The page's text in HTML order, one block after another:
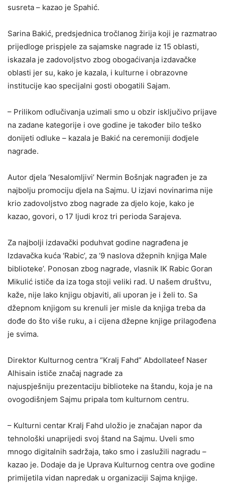
susreta – kazao je Spahić.
Sarina Bakić, predsjednica tročlanog žirija koji je razmatrao
prijedloge prispjele za sajamske nagrade iz 15 oblasti,
iskazala je zadovoljstvo zbog obogaćivanja izdavačke
oblasti jer su, kako je kazala, i kulturne i obrazovne
institucije kao specijalni gosti obogatili Sajam.
– Prilikom odlučivanja uzimali smo u obzir isključivo prijave
na zadane kategorije i ove godine je također bilo teško
donijeti odluke – kazala je Bakić na ceremoniji dodjele
nagrade.
Autor djela ‘Nesalomljivi’ Nermin Bošnjak nagrađen je za
najbolju promociju djela na Sajmu. U izjavi novinarima nije
krio zadovoljstvo zbog nagrade za djelo koje, kako je
kazao, govori, o 17 ljudi kroz tri perioda Sarajeva.
Za najbolji izdavački poduhvat godine nagrađena je
Izdavačka kuća ‘Rabic’, za ‘9 naslova džepnih knjiga Male
biblioteke’. Ponosan zbog nagrade, vlasnik IK Rabic Goran
Mikulić ističe da iza toga stoji veliki rad. U našem društvu,
kaže, nije lako knjigu objaviti, ali uporan je i želi to. Sa
džepnom knjigom su krenuli jer misle da knjiga treba da
dođe do što više ruku, a i cijena džepne knjige prilagođena
je svima.
Direktor Kulturnog centra “Kralj Fahd” Abdollateef Naser
Alhisain ističe značaj nagrade za
najuspješniju prezentaciju biblioteke na štandu, koja je na
ovogodišnjem Sajmu pripala tom kulturnom centru.
– Kulturni centar Kralj Fahd uložio je značajan napor da
tehnološki unaprijedi svoj štand na Sajmu. Uveli smo
mnogo digitalnih sadržaja, tako smo i zaslužili nagradu –
kazao je. Dodaje da je Uprava Kulturnog centra ove godine
primijetila vidan napredak u organizaciji Sajma knjige.